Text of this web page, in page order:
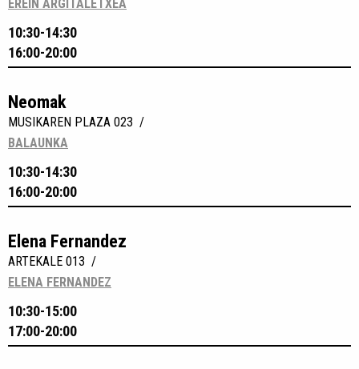
EREIN ARGITALETXEA
10:30-14:30
16:00-20:00
Neomak
MUSIKAREN PLAZA 023 /
BALAUNKA
10:30-14:30
16:00-20:00
Elena Fernandez
ARTEKALE 013 /
ELENA FERNANDEZ
10:30-15:00
17:00-20:00